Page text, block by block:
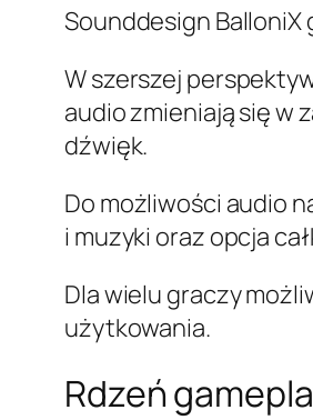
Sounddesign
W szerszej
audio zmieniają się w
dźwięk.
Do możliwości audio
i muzyki oraz opcja
Dla wielu graczy
użytkowania.
Rdzeń